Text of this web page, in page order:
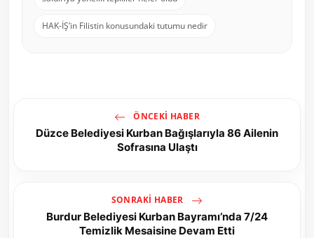
HAK-İŞ’in Filistin konusundaki tutumu nedir
ÖNCEKI HABER
Düzce Belediyesi Kurban Bağışlarıyla 86 Ailenin
Sofrasına Ulaştı
SONRAKI HABER
Burdur Belediyesi Kurban Bayramı’nda 7/24
Temizlik Mesaisine Devam Etti